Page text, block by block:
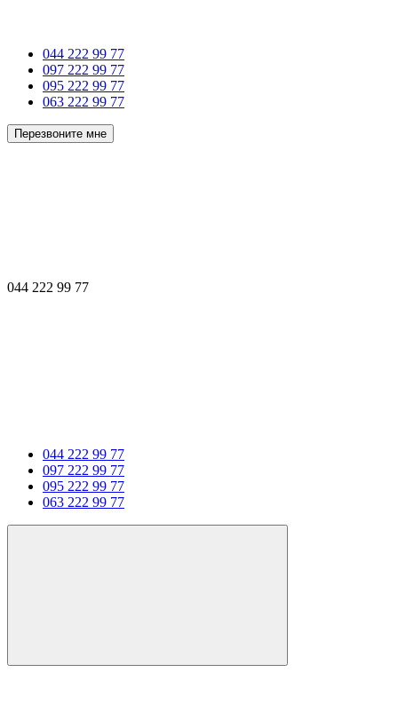
044 222 99 77
097 222 99 77
095 222 99 77
063 222 99 77
Перезвоните мне
044 222 99 77
044 222 99 77
097 222 99 77
095 222 99 77
063 222 99 77